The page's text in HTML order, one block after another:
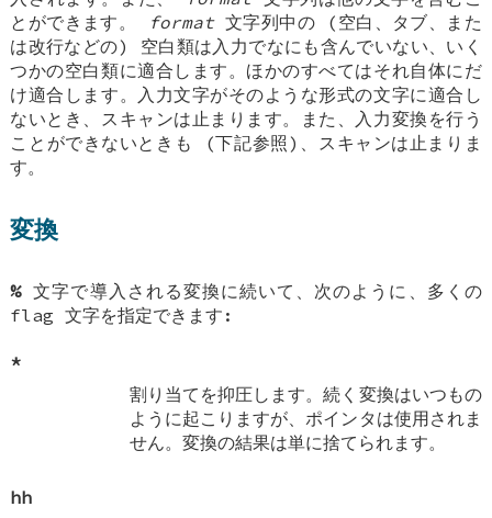
とができます。
format文字列中の (空白、タブ、また
は改行などの) 空白類は入力でなにも含んでいない、いく
つかの空白類に適合します。ほかのすべてはそれ自体にだ
け適合します。入力文字がそのような形式の文字に適合し
ないとき、スキャンは止まります。また、入力変換を行う
ことができないときも (下記参照)、スキャンは止まりま
す。
変換
%文字で導入される変換に続いて、次のように、多くの
flag 文字を指定できます:
*
割り当てを抑圧します。続く変換はいつもの
ように起こりますが、ポインタは使用されま
せん。変換の結果は単に捨てられます。
hh